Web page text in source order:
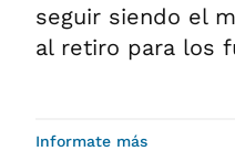
seguir siendo el
al retiro para los
Informate más